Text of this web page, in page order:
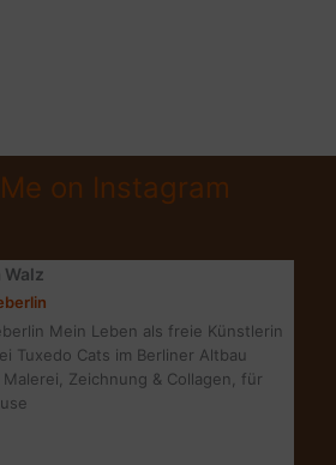
on Instagram
Mein Leben als freie Künstlerin
Tuxedo Cats im Berliner Altbau
Malerei, Zeichnung & Collagen, für